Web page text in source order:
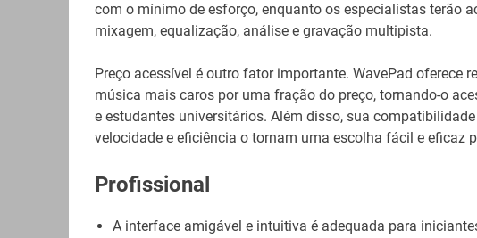
com o mínimo de esforço, enquanto os especialistas terão
mixagem, equalização, análise e gravação multipista.
Preço acessível é outro fator importante. WavePad oferece
música mais caros por uma fração do preço, tornando-o
e estudantes universitários. Além disso, sua
velocidade e eficiência o tornam uma escolha fácil e eficaz
Profissional
A interface amigável e intuitiva é adequada para